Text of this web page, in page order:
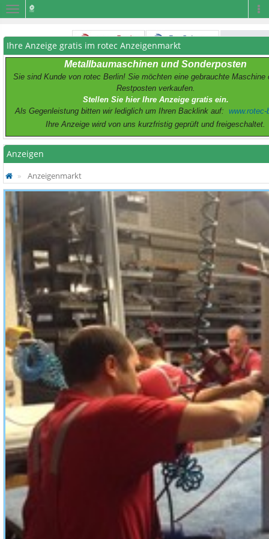
Navigation
Ihre Anzeige gratis im rotec Anzeigenmarkt
Metallbaumaschinen und Sonderposten
Sie sind Kunde von rotec Berlin! Sie möchten eine gebrauchte Maschine
Restposten verkaufen.
Stellen Sie hier Ihre Anzeige gratis ein.
Als Gegenleistung bitten wir lediglich um Ihren Backlink auf: www.rotec-
Ihre Anzeige wird von uns kurzfristig geprüft und freigeschaltet.
Anzeigen
Anzeigenmarkt